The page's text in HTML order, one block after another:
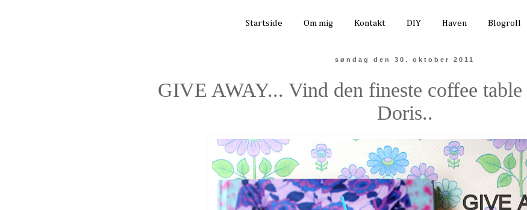
Startside Om mig Kontakt DIY Haven Blogroll
søndag den 30. oktober 2011
GIVE AWAY... Vind den fineste coffee
Doris..